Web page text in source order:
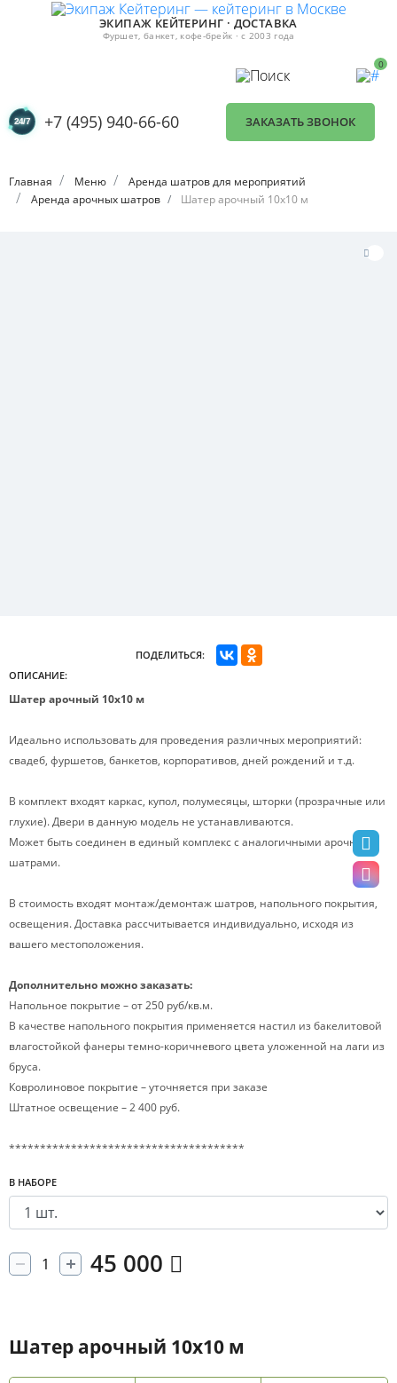
ЭКИПАЖ КЕЙТЕРИНГ · ДОСТАВКА
Фуршет, банкет, кофе-брейк · с 2003 года
0
+7 (495) 940-66-60 ЗАКАЗАТЬ ЗВОНОК
Главная Меню
Аренда шатров для мероприятий
Аренда арочных шатров
Шатер арочный 10х10 м
ПОДЕЛИТЬСЯ:
Шатер арочный 10х10 м
ОПИСАНИЕ:
Шатер арочный 10х10 м
Идеально использовать для проведения различных мероприятий:
свадеб, фуршетов, банкетов, корпоративов, дней рождений и т.д.
В комплект входят каркас, купол, полумесяцы, шторки (прозрачные или
глухие). Двери в данную модель не устанавливаются.
Может быть соединен в единый комплекс с аналогичными арочными
шатрами.
В стоимость входят монтаж/демонтаж шатров, напольного покрытия,
освещения. Доставка рассчитывается индивидуально, исходя из
вашего местоположения.
Дополнительно можно заказать:
Напольное покрытие – от 250 руб/кв.м.
В качестве напольного покрытия применяется настил из бакелитовой
влагостойкой фанеры темно-коричневого цвета уложенной на лаги из
бруса.
Ковролиновое покрытие – уточняется при заказе
Штатное освещение – 2 400 руб.
**************************************
В НАБОРЕ
45 000